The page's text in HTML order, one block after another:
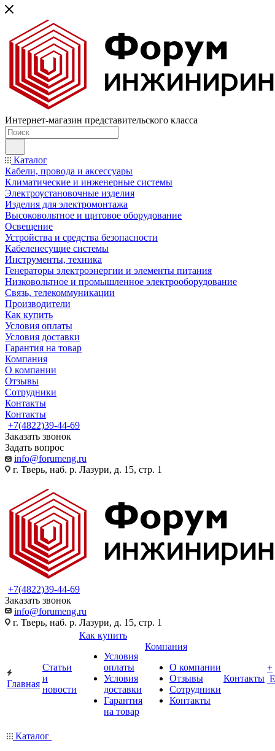
Интернет-магазин представительского класса
Каталог
Кабели, провода и аксессуары
Климатические и инженерные системы
Электроустановочные изделия
Изделия для электромонтажа
Высоковольтное и щитовое оборудование
Освещение
Устройства и средства безопасности
Кабеленесущие системы
Инструменты, техника
Генераторы электроэнергии и элементы питания
Низковольтное и промышленное электрооборудование
Связь, телекоммуникации
Производители
Как купить
Условия оплаты
Условия доставки
Гарантия на товар
Компания
О компании
Отзывы
Сотрудники
Контакты
Контакты
+7(4822)39-44-69
Заказать звонок
Задать вопрос
info@forumeng.ru
г. Тверь, наб. р. Лазури, д. 15, стр. 1
+7(4822)39-44-69
Заказать звонок
info@forumeng.ru
г. Тверь, наб. р. Лазури, д. 15, стр. 1
Главная
Статьи
и
новости
Как купить
Условия
оплаты
Условия
доставки
Гарантия
на товар
Компания
О компании
Отзывы
Сотрудники
Контакты
Контакты
+
Каталог